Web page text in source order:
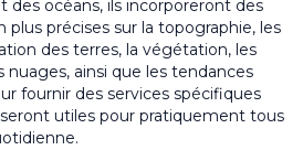
des océans, ils incorporeront des
plus précises sur la topographie, les
des terres, la végétation, les
nuages, ainsi que les tendances
fournir des services spécifiques
seront utiles pour pratiquement tous